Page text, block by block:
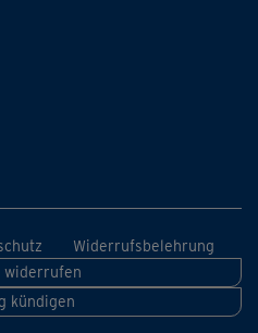
Widerrufsbelehrung
widerrufen
kündigen